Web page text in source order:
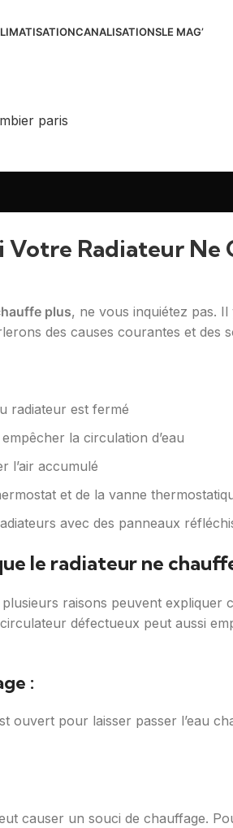
CANALISATIONSLE MAG’
Votre Radiateur Ne
plus, ne vous inquiétez pas.
des causes courantes et des
radiateur est fermé
la circulation d’eau
l’air accumulé
et de la vanne
avec des panneaux
le radiateur ne
plusieurs raisons peuvent expliquer
défectueux peut aussi
:
ouvert pour laisser passer l’eau
causer un souci de chauffage.